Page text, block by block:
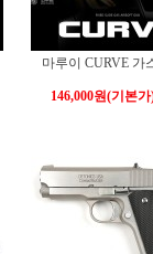
마루이 CURVE 가
146,000원(기본가